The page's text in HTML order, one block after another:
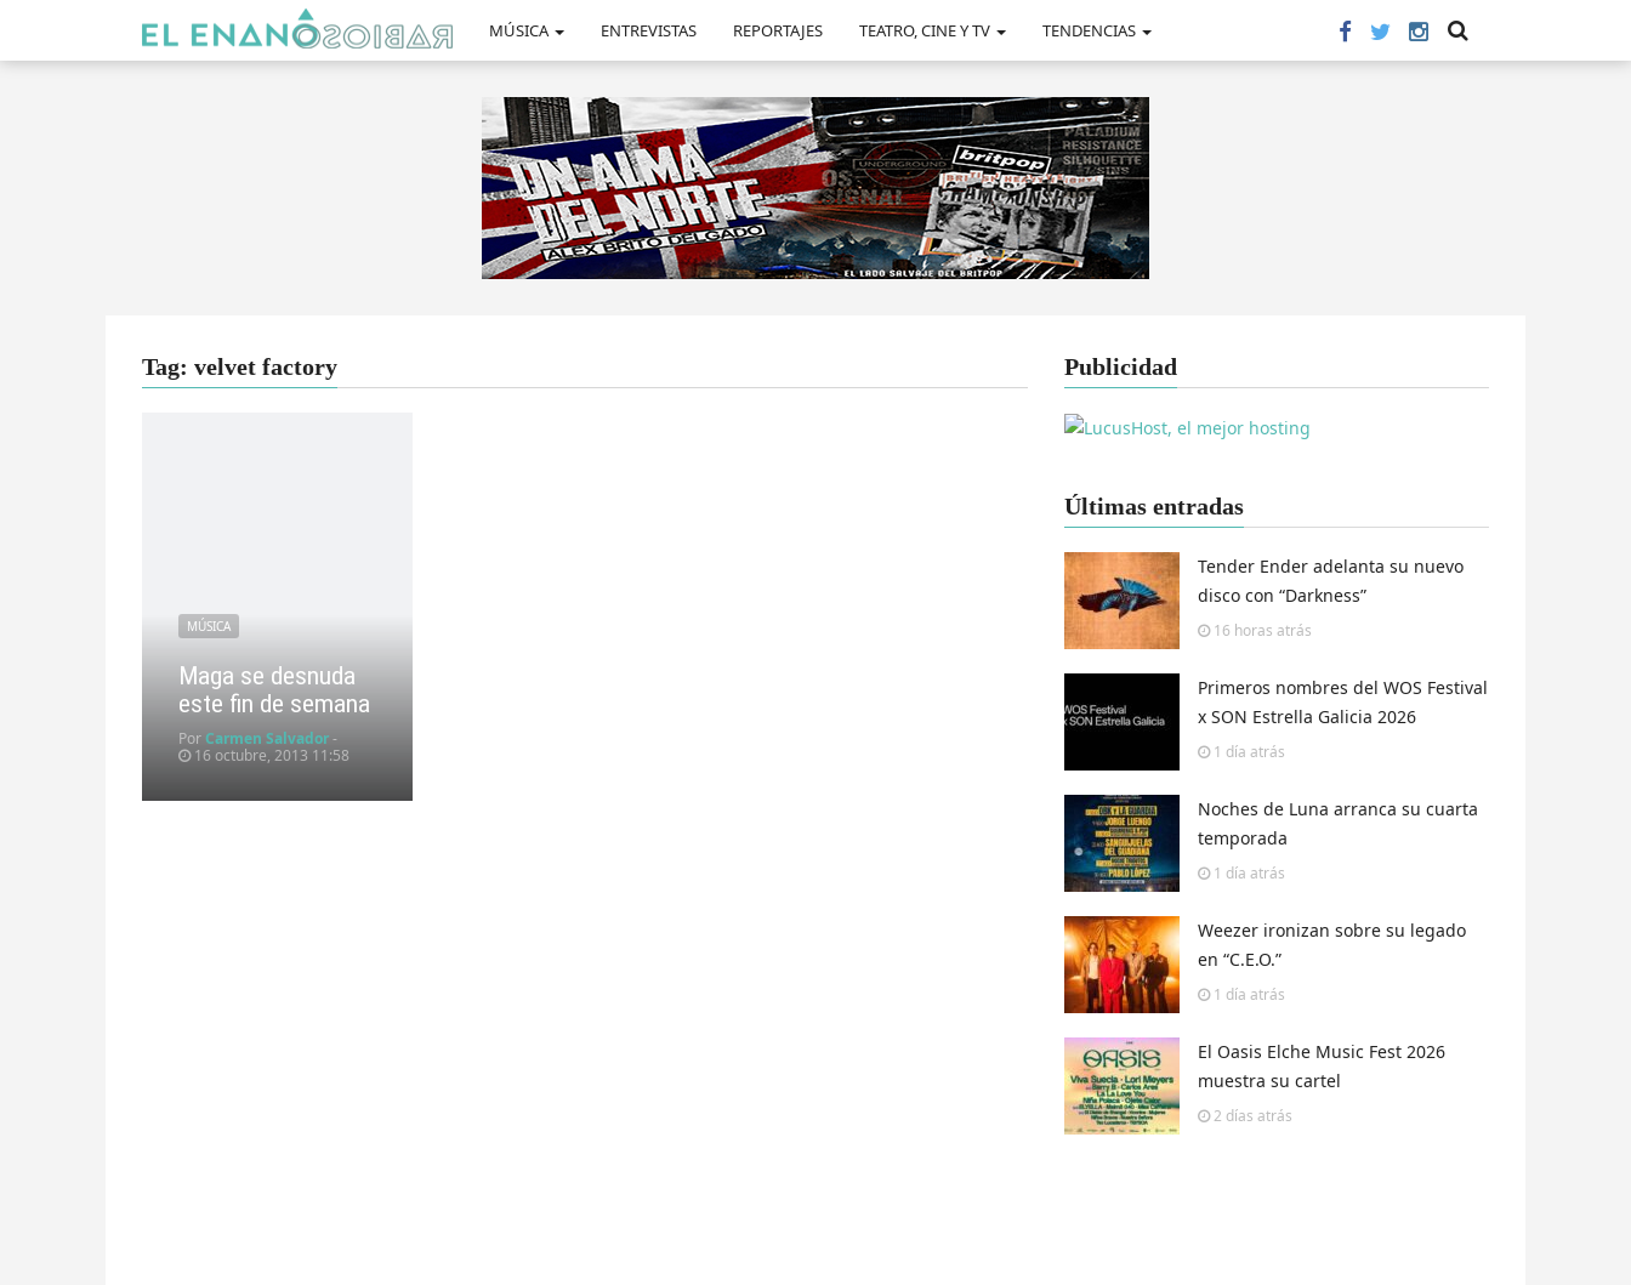
MÚSICA ENTREVISTAS REPORTAJES TEATRO, CINE Y TV TENDENCIAS
Tag: velvet factory
MÚSICA
Maga se desnuda
este fin de semana
Por Carmen Salvador-
16 octubre, 2013 11:58
Publicidad
Últimas entradas
Tender Ender adelanta su nuevo
disco con “Darkness”
16 horas atrás
Primeros nombres del WOS Festival
x SON Estrella Galicia 2026
1 día atrás
Noches de Luna arranca su cuarta
temporada
1 día atrás
Weezer ironizan sobre su legado
en “C.E.O.”
1 día atrás
El Oasis Elche Music Fest 2026
muestra su cartel
2 días atrás